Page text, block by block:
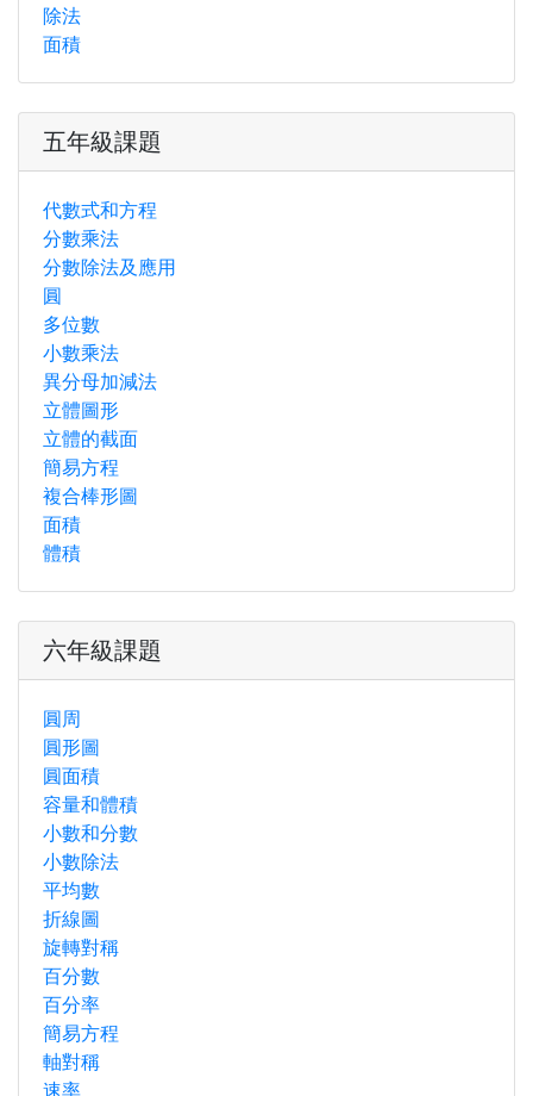
除法
面積
五年級課題
代數式和方程
分數乘法
分數除法及應用
圓
多位數
小數乘法
異分母加減法
立體圖形
立體的截面
簡易方程
複合棒形圖
面積
體積
六年級課題
圓周
圓形圖
圓面積
容量和體積
小數和分數
小數除法
平均數
折線圖
旋轉對稱
百分數
百分率
簡易方程
軸對稱
速率